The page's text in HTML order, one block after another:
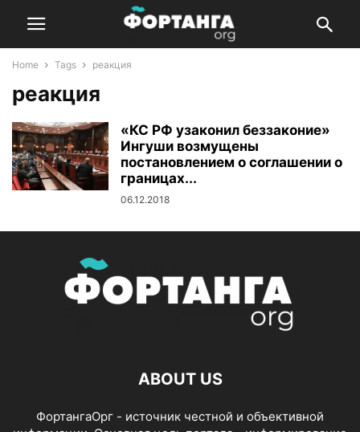
Home Tags реакция
реакция
«КС РФ узаконил беззаконие»
Ингуши возмущены
постановлением о соглашении о
границах...
06.12.2018
ABOUT US
ФортангаОрг - источник честной и объективной